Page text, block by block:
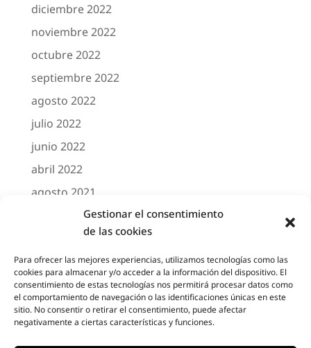
Gestionar el consentimiento
de las cookies
Para ofrecer las mejores experiencias, utilizamos tecnologías como las
cookies para almacenar y/o acceder a la información del dispositivo. El
consentimiento de estas tecnologías nos permitirá procesar datos como
el comportamiento de navegación o las identificaciones únicas en este
sitio. No consentir o retirar el consentimiento, puede afectar
negativamente a ciertas características y funciones.
diciembre 2022
noviembre 2022
octubre 2022
septiembre 2022
agosto 2022
julio 2022
junio 2022
abril 2022
agosto 2021
marzo 2021
febrero 2021
octubre 2020
agosto 2020
junio 2020
mayo 2020